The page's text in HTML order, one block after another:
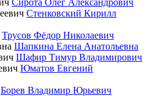
Стенковский Кирилл
Трусов Фёдор Николаевич
Шапкина Елена Анатольевна
Шафир Тимур Владимирович
Юматов Евгений
Борев Владимир Юрьевич